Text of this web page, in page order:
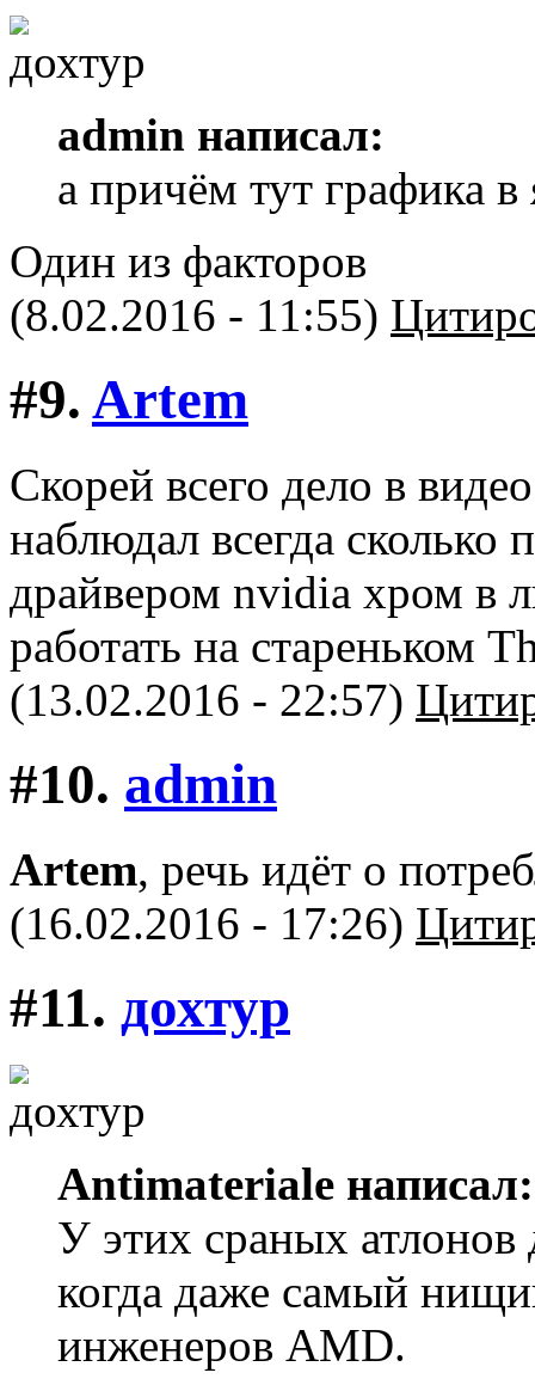
admin написал:
а причём тут графика в
Один из факторов
(8.02.2016 - 11:55)
#9. Artem
Скорей всего дело в
наблюдал всегда
драйвером nvidia хром в
работать на стареньком
(13.02.2016 - 22:57)
#10. admin
Artem, речь идёт о
(16.02.2016 - 17:26)
#11. дохтур
Antimateriale написал:
У этих сраных
когда даже самый
инженеров AMD.